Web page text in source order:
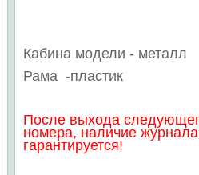
Кабина модели - металл
Рама -пластик
После выхода
номера, наличие
гарантируется!